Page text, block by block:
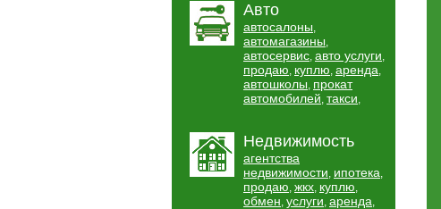
Авто
автосалоны,
автомагазины,
автосервис, авто услуги,
продаю, куплю, аренда,
автошколы, прокат
автомобилей, такси,
Недвижимость
агентства
недвижимости, ипотека,
продаю, жкх, куплю,
обмен, услуги, аренда,